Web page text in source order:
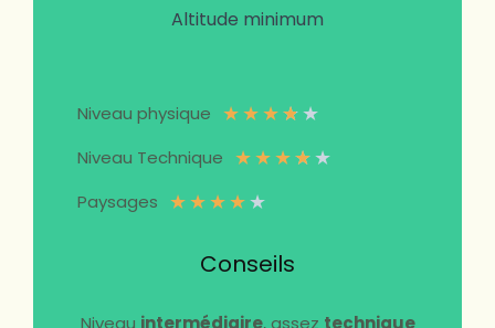
Altitude minimum
Niveau physique ★★★★★
Niveau Technique ★★★★★
Paysages ★★★★★
Conseils
Niveau intermédiaire, assez technique